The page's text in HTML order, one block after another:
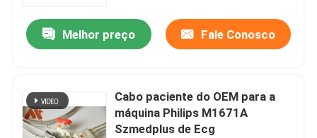
Melhor preço Fale Conosco
Cabo paciente do OEM para a
máquina Philips M1671A
Szmedplus de Ecg